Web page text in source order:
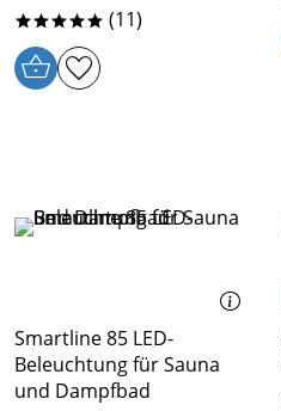
***** (11)
Smartline 85 LED-
Beleuchtung für Sauna
und Dampfbad